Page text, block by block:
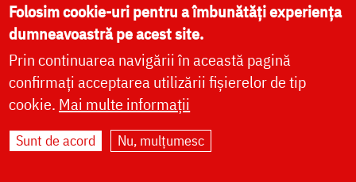
Folosim cookie-uri pentru a îmbunătăți experiența
dumneavoastră pe acest site.
Prin continuarea navigării în această pagină
confirmați acceptarea utilizării fișierelor de tip
cookie. Mai multe informații
Sunt de acord Nu, mulțumesc